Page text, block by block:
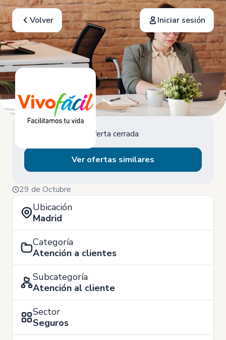
Volver Iniciar sesión
Oferta cerrada
Ver ofertas similares
29 de Octubre
Ubicación
Madrid
Categoría
Atención a clientes
Subcategoría
Atención al cliente
Sector
Seguros